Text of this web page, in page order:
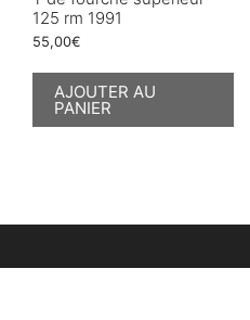
125 rm 1991
55,00€
AJOUTER AU
PANIER